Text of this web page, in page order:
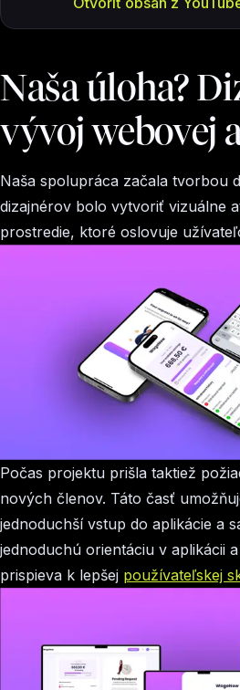
Naša úloha?
vývoj webovej
Naša spolupráca začala tvorbou
dizajnérov bolo vytvoriť vizuálne
prostredie, ktoré oslovuje
Počas projektu prišla taktiež
nových členov. Táto časť
jednoduchší vstup do aplikácie a
jednoduchú orientáciu v aplikácii
prispieva k lepšej používateľskej